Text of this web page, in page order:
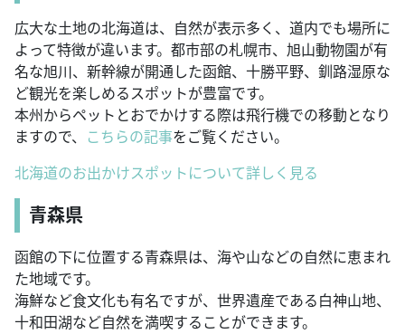
広大な土地の北海道は、自然が表示多く、道内でも場所に
よって特徴が違います。都市部の札幌市、旭山動物園が有
名な旭川、新幹線が開通した函館、十勝平野、釧路湿原な
ど観光を楽しめるスポットが豊富です。
本州からペットとおでかけする際は飛行機での移動となり
ますので、 こちらの記事をご覧ください。
北海道のお出かけスポットについて詳しく見る
青森県
函館の下に位置する青森県は、海や山などの自然に恵まれ
た地域です。
海鮮など食文化も有名ですが、世界遺産である白神山地、
十和田湖など自然を満喫することができます。